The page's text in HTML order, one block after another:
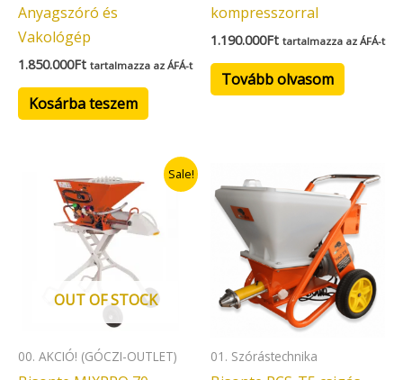
Anyagszóró és
Vakológép
1.850.000Ft tartalmazza az ÁFÁ-t
Kosárba teszem
kompresszorral
1.190.000Ft tartalmazza az ÁFÁ-t
Tovább olvasom
Sale!
OUT OF STOCK
00. AKCIÓ! (GÓCZI-OUTLET)
price
was:
1.850.000Ft.
Current
price
1.490.000Ft.
01. Szórástechnika